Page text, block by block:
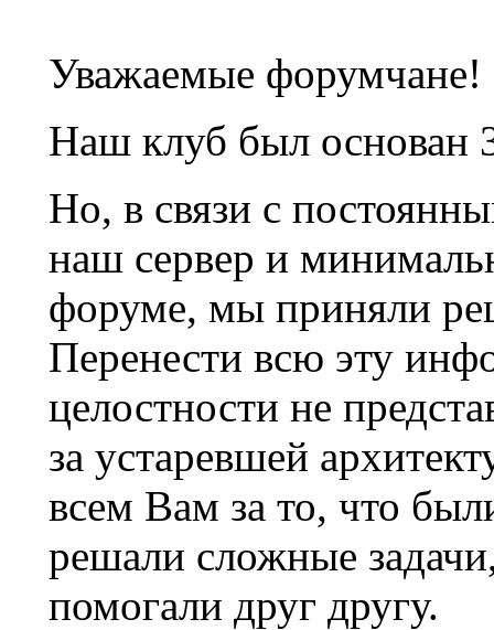
Уважаемые форумчане!
Наш клуб был основан
Но, в связи с
наш сервер и
форуме, мы приняли
Перенести всю эту
целостности не
за устаревшей
всем Вам за то, что
решали сложные
помогали друг другу.